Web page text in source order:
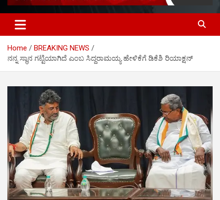
Home
BREAKING NEWS
ನನ್ನ ಸ್ಥಾನ ಗಟ್ಟಿಯಾಗಿದೆ ಎಂಬ ಸಿದ್ದರಾಮಯ್ಯ ಹೇಳಿಕೆಗೆ ಡಿಕೆಶಿ ರಿಯಾಕ್ಷನ್